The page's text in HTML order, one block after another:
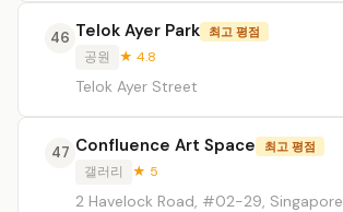
46 Telok Ayer Park 최고 평점
공원 ★ 4.8
Telok Ayer Street
47 Confluence Art Space 최고 평점
갤러리 ★ 5
2 Havelock Road, #02-29, Singapore